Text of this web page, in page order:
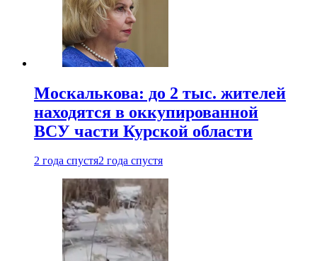
Москалькова: до 2 тыс. жителей
находятся в оккупированной
ВСУ части Курской области
2 года спустя2 года спустя